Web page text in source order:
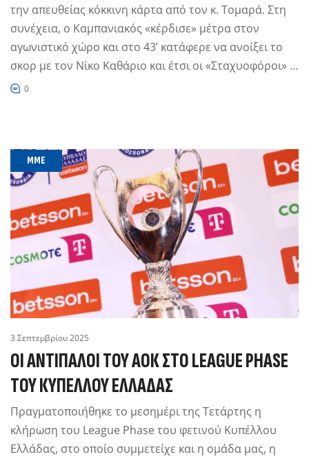
την απευθείας κόκκινη κάρτα από τον κ. Τομαρά. Στη
συνέχεια, ο Καμπανιακός «κέρδισε» μέτρα στον
αγωνιστικό χώρο και στο 43’ κατάφερε να ανοίξει το
σκορ με τον Νίκο Καθάριο και έτσι οι «Σταχυοφόροι» …
0
MME
3 Σεπτεμβρίου 2025
ΟΙ ΑΝΤΊΠΑΛΟΙ ΤΟΥ ΑΟΚ ΣΤΟ LEAGUE PHASE
ΤΟΥ ΚΥΠΈΛΛΟΥ ΕΛΛΆΔΑΣ
Πραγματοποιήθηκε το μεσημέρι της Τετάρτης η
κλήρωση του League Phase του φετινού Κυπέλλου
Ελλάδας, στο οποίο συμμετείχε και η ομάδα μας, η